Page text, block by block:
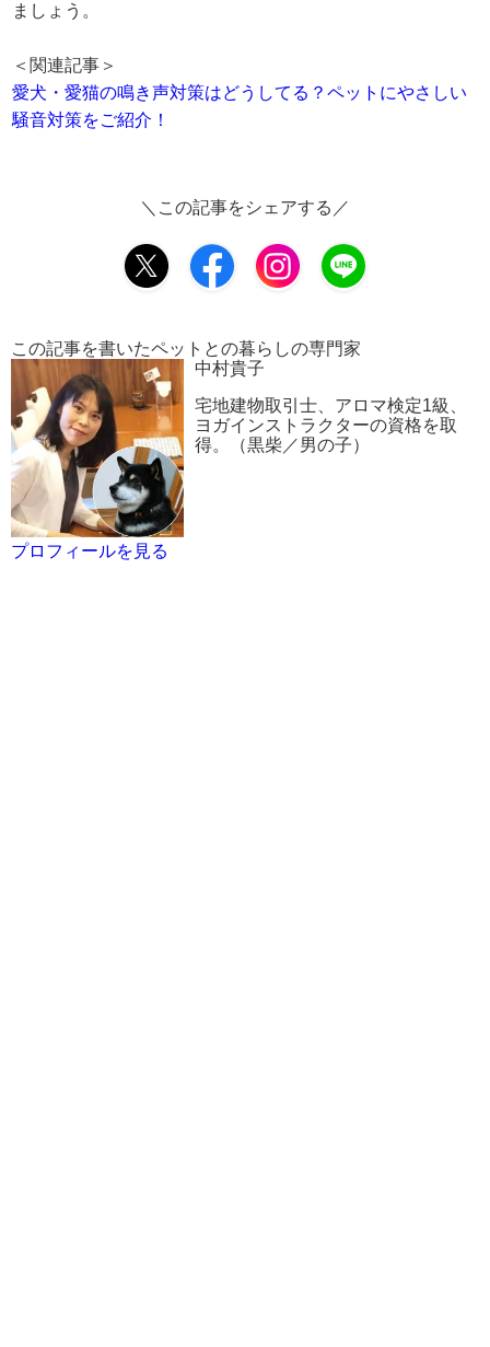
ましょう。
＜関連記事＞
愛犬・愛猫の鳴き声対策はどうしてる？ペットにやさしい
騒音対策をご紹介！
＼この記事をシェアする／
この記事を書いたペットとの暮らしの専門家
中村貴子
宅地建物取引士、アロマ検定1級、
ヨガインストラクターの資格を取
得。（黒柴／男の子）
プロフィールを見る